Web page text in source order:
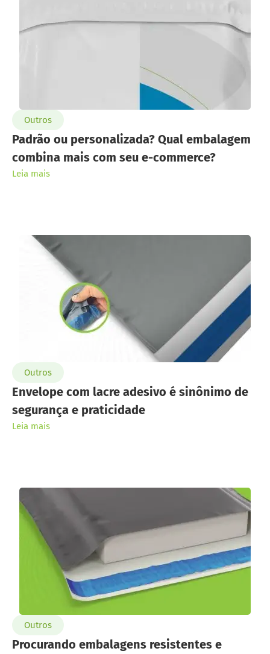
Outros
Padrão ou personalizada? Qual embalagem
combina mais com seu e-commerce?
Leia mais
Outros
Envelope com lacre adesivo é sinônimo de
segurança e praticidade
Leia mais
Outros
Procurando embalagens resistentes e